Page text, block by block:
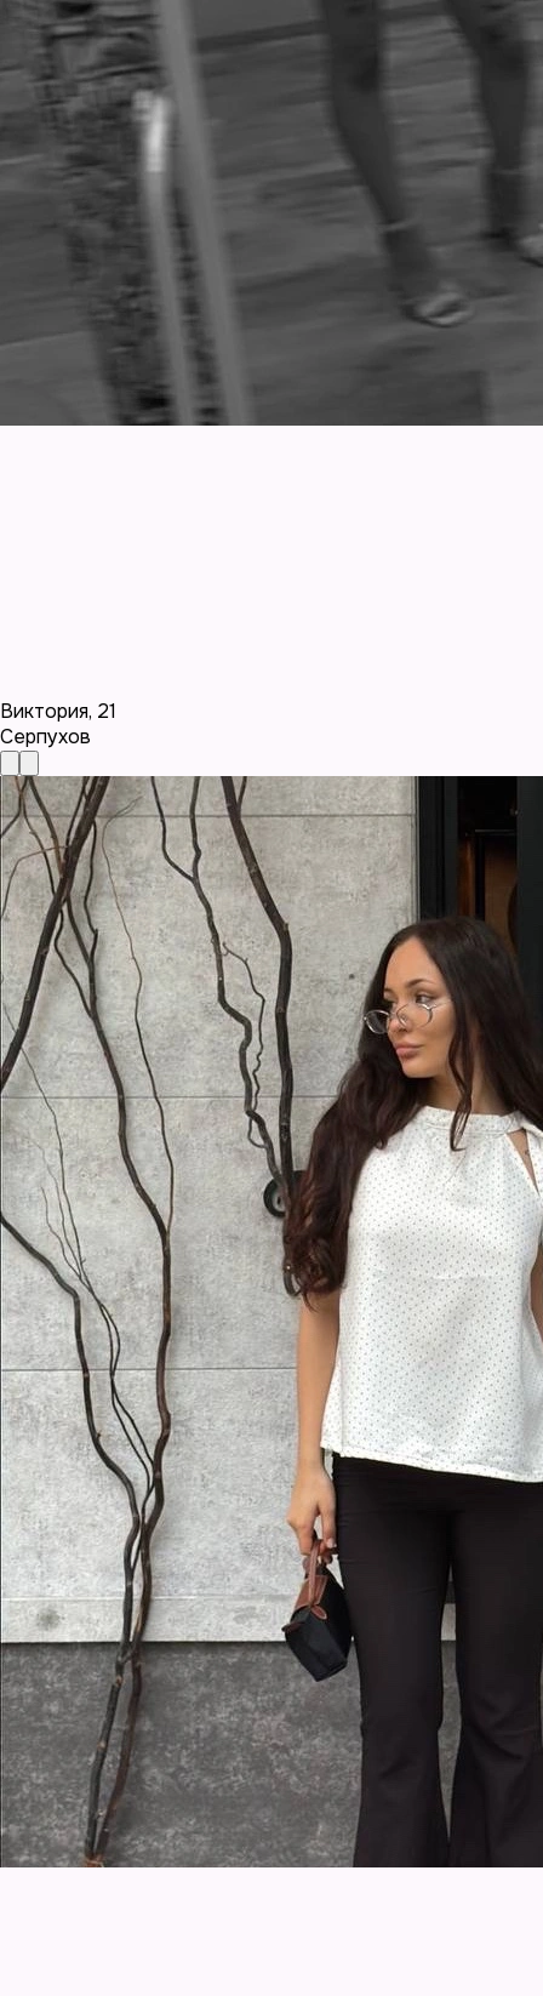
Виктория, 21
Серпухов